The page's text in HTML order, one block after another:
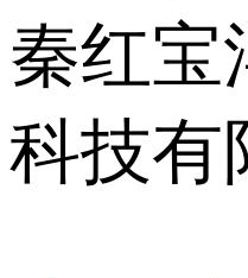
秦红宝
科技有